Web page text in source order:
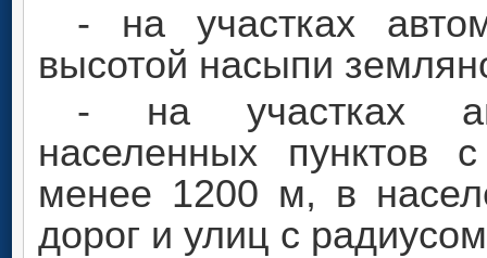
- на участках
высотой насыпи
- на участках
населенных пунктов
менее 1200 м, в
дорог и улиц с